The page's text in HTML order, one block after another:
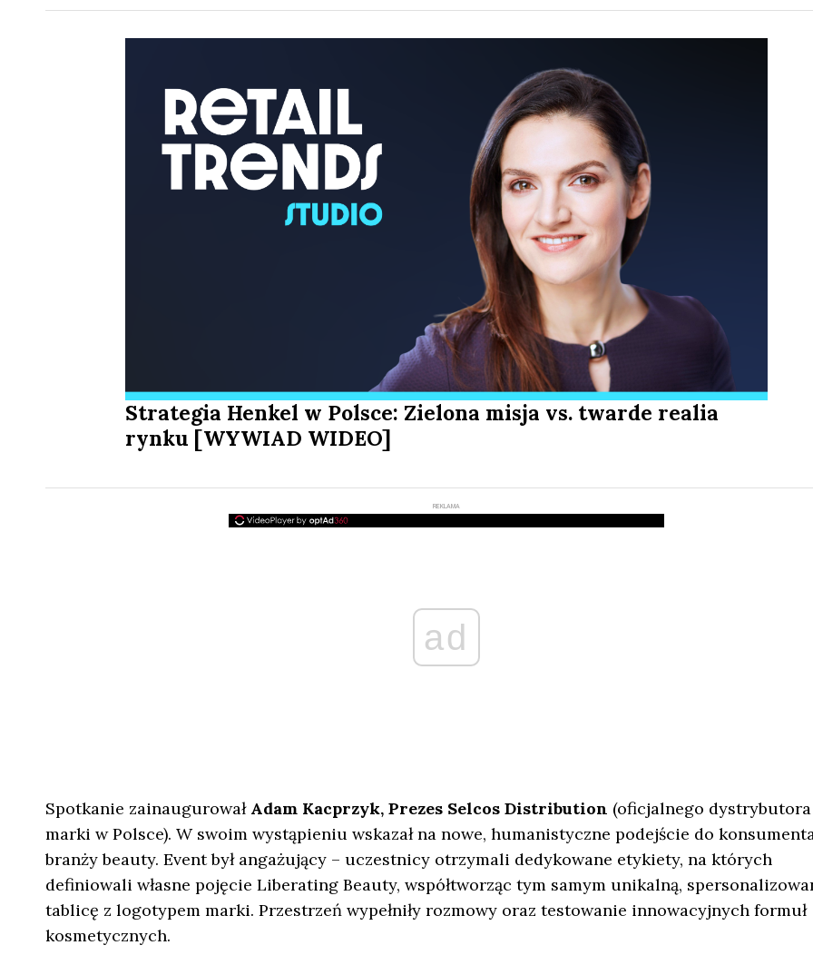
Strategia Henkel w Polsce: Zielona misja vs. twarde realia
rynku [WYWIAD WIDEO]
REKLAMA
ad
Spotkanie zainaugurowałAdam Kacprzyk, Prezes Selcos Distribution (oficjalnego dystrybutora
marki w Polsce). W swoim wystąpieniu wskazał na nowe, humanistyczne podejście do
branży beauty. Event był angażujący – uczestnicy otrzymali dedykowane etykiety, na których
definiowali własne pojęcie Liberating Beauty, współtworząc tym samym unikalną,
tablicę z logotypem marki. Przestrzeń wypełniły rozmowy oraz testowanie innowacyjnych formuł
kosmetycznych.